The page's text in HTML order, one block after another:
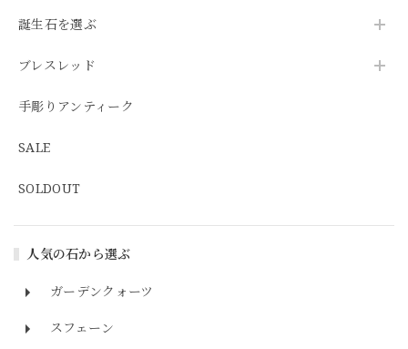
誕生石を選ぶ
ブレスレッド
手彫りアンティーク
SALE
SOLDOUT
人気の石から選ぶ
ガーデンクォーツ
スフェーン